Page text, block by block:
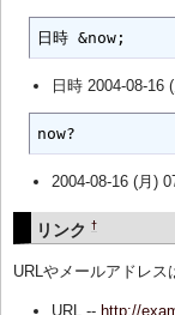
日時 &now;
日時 2004-08-16
now?
2004-08-16 (月)
リンク †
URLやメールアドレス
URL -- http://